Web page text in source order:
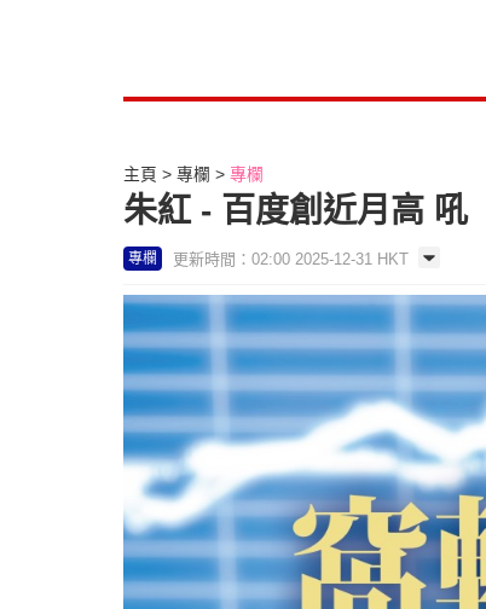
主頁 專欄 專欄
朱紅 - 百度創近月高 吼
專欄 更新時間：02:00 2025-12-31 HKT